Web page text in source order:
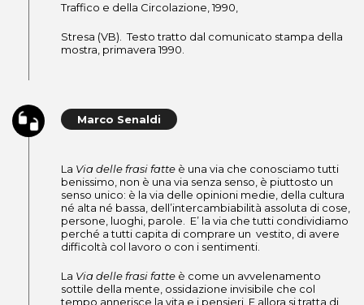
Traffico e della Circolazione, 1990,
Stresa (VB). Testo tratto dal comunicato stampa della
mostra, primavera 1990.
Marco Senaldi
La Via delle frasi fatte è una via che conosciamo tutti
benissimo, non è una via senza senso, è piuttosto un
senso unico: è la via delle opinioni medie, della cultura
né alta né bassa, dell’intercambiabilità assoluta di cose,
persone, luoghi, parole. E’ la via che tutti condividiamo
perché a tutti capita di comprare un vestito, di avere
difficoltà col lavoro o con i sentimenti.
La Via delle frasi fatte è come un avvelenamento
sottile della mente, ossidazione invisibile che col
tempo annerisce la vita e i pensieri. E allora si tratta di